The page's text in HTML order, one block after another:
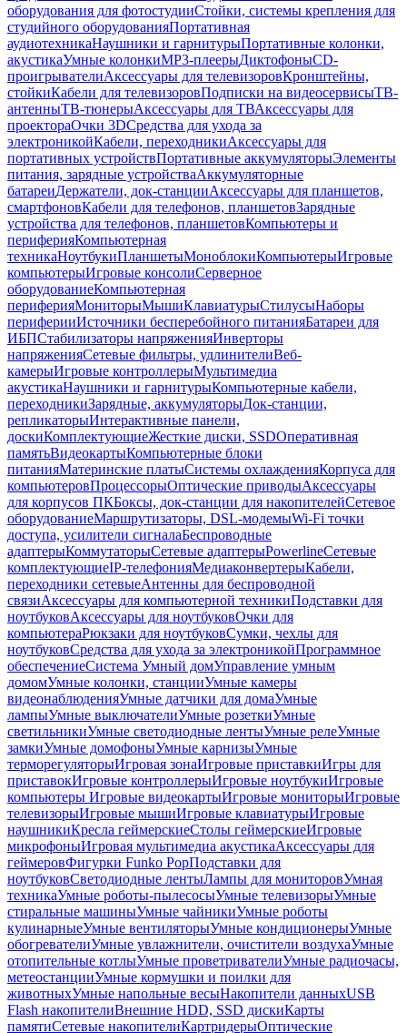
оборудования для фотостудииСтойки, системы крепления для
студийного оборудованияПортативная
аудиотехникаНаушники и гарнитурыПортативные колонки,
акустикаУмные колонкиMP3-плеерыДиктофоныCD-
проигрывателиАксессуары для телевизоровКронштейны,
стойкиКабели для телевизоровПодписки на видеосервисыТВ-
антенныТВ-тюнерыАксессуары для ТВАксессуары для
проектораОчки 3DСредства для ухода за
электроникойКабели, переходникиАксессуары для
портативных устройствПортативные аккумуляторыЭлементы
питания, зарядные устройстваАккумуляторные
батареиДержатели, док-станцииАксессуары для планшетов,
смартфоновКабели для телефонов, планшетовЗарядные
устройства для телефонов, планшетовКомпьютеры и
периферияКомпьютерная
техникаНоутбукиПланшетыМоноблокиКомпьютерыИгровые
компьютерыИгровые консолиСерверное
оборудованиеКомпьютерная
периферияМониторыМышиКлавиатурыСтилусыНаборы
периферииИсточники бесперебойного питанияБатареи для
ИБПСтабилизаторы напряженияИнверторы
напряженияСетевые фильтры, удлинителиВеб-
камерыИгровые контроллерыМультимедиа
акустикаНаушники и гарнитурыКомпьютерные кабели,
переходникиЗарядные, аккумуляторыДок-станции,
репликаторыИнтерактивные панели,
доскиКомплектующиеЖесткие диски, SSDОперативная
памятьВидеокартыКомпьютерные блоки
питанияМатеринские платыСистемы охлажденияКорпуса для
компьютеровПроцессорыОптические приводыАксессуары
для корпусов ПКБоксы, док-станции для накопителейСетевое
оборудованиеМаршрутизаторы, DSL-модемыWi-Fi точки
доступа, усилители сигналаБеспроводные
адаптерыКоммутаторыСетевые адаптерыPowerlineСетевые
комплектующиеIP-телефонияМедиаконвертерыКабели,
переходники сетевыеАнтенны для беспроводной
связиАксессуары для компьютерной техникиПодставки для
ноутбуковАксессуары для ноутбуковОчки для
компьютераРюкзаки для ноутбуковСумки, чехлы для
ноутбуковСредства для ухода за электроникойПрограммное
обеспечениеСистема Умный домУправление умным
домомУмные колонки, станцииУмные камеры
видеонаблюденияУмные датчики для домаУмные
лампыУмные выключателиУмные розеткиУмные
светильникиУмные светодиодные лентыУмные релеУмные
замкиУмные домофоныУмные карнизыУмные
терморегуляторыИгровая зонаИгровые приставкиИгры для
приставокИгровые контроллерыИгровые ноутбукиИгровые
компьютеры Игровые видеокартыИгровые мониторыИгровые
телевизорыИгровые мышиИгровые клавиатурыИгровые
наушникиКресла геймерскиеСтолы геймерскиеИгровые
микрофоныИгровая мультимедиа акустикаАксессуары для
геймеровФигурки Funko PopПодставки для
ноутбуковСветодиодные лентыЛампы для мониторовУмная
техникаУмные роботы-пылесосыУмные телевизорыУмные
стиральные машиныУмные чайникиУмные роботы
кулинарныеУмные вентиляторыУмные кондиционерыУмные
обогревателиУмные увлажнители, очистители воздухаУмные
отопительные котлыУмные проветривателиУмные радиочасы,
метеостанцииУмные кормушки и поилки для
животныхУмные напольные весыНакопители данныхUSB
Flash накопителиВнешние HDD, SSD дискиКарты
памятиСетевые накопителиКартридерыОптические